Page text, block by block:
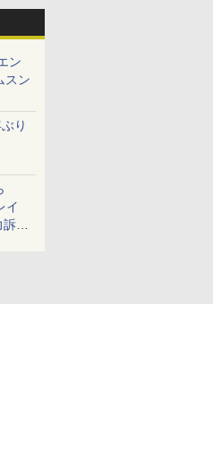
ン
スン
り
イ
訴